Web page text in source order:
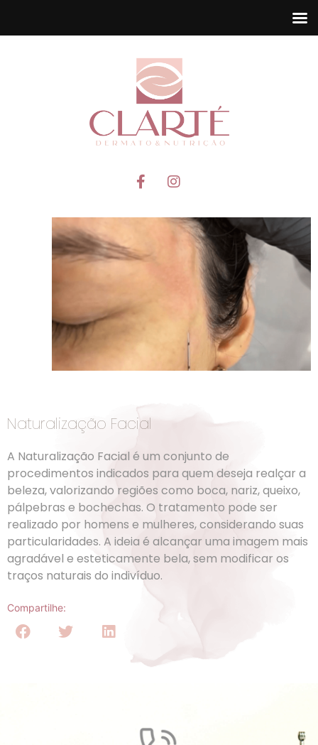
Naturalização Facial
A Naturalização Facial é um conjunto de
procedimentos indicados para quem deseja realçar a
beleza, valorizando regiões como boca, nariz, queixo,
pálpebras e bochechas. O tratamento pode ser
realizado por homens e mulheres, considerando suas
particularidades. A ideia é alcançar uma imagem mais
agradável e esteticamente bela, sem modificar os
traços naturais do indivíduo.